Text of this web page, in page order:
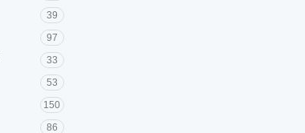
39
97
33
53
150
86